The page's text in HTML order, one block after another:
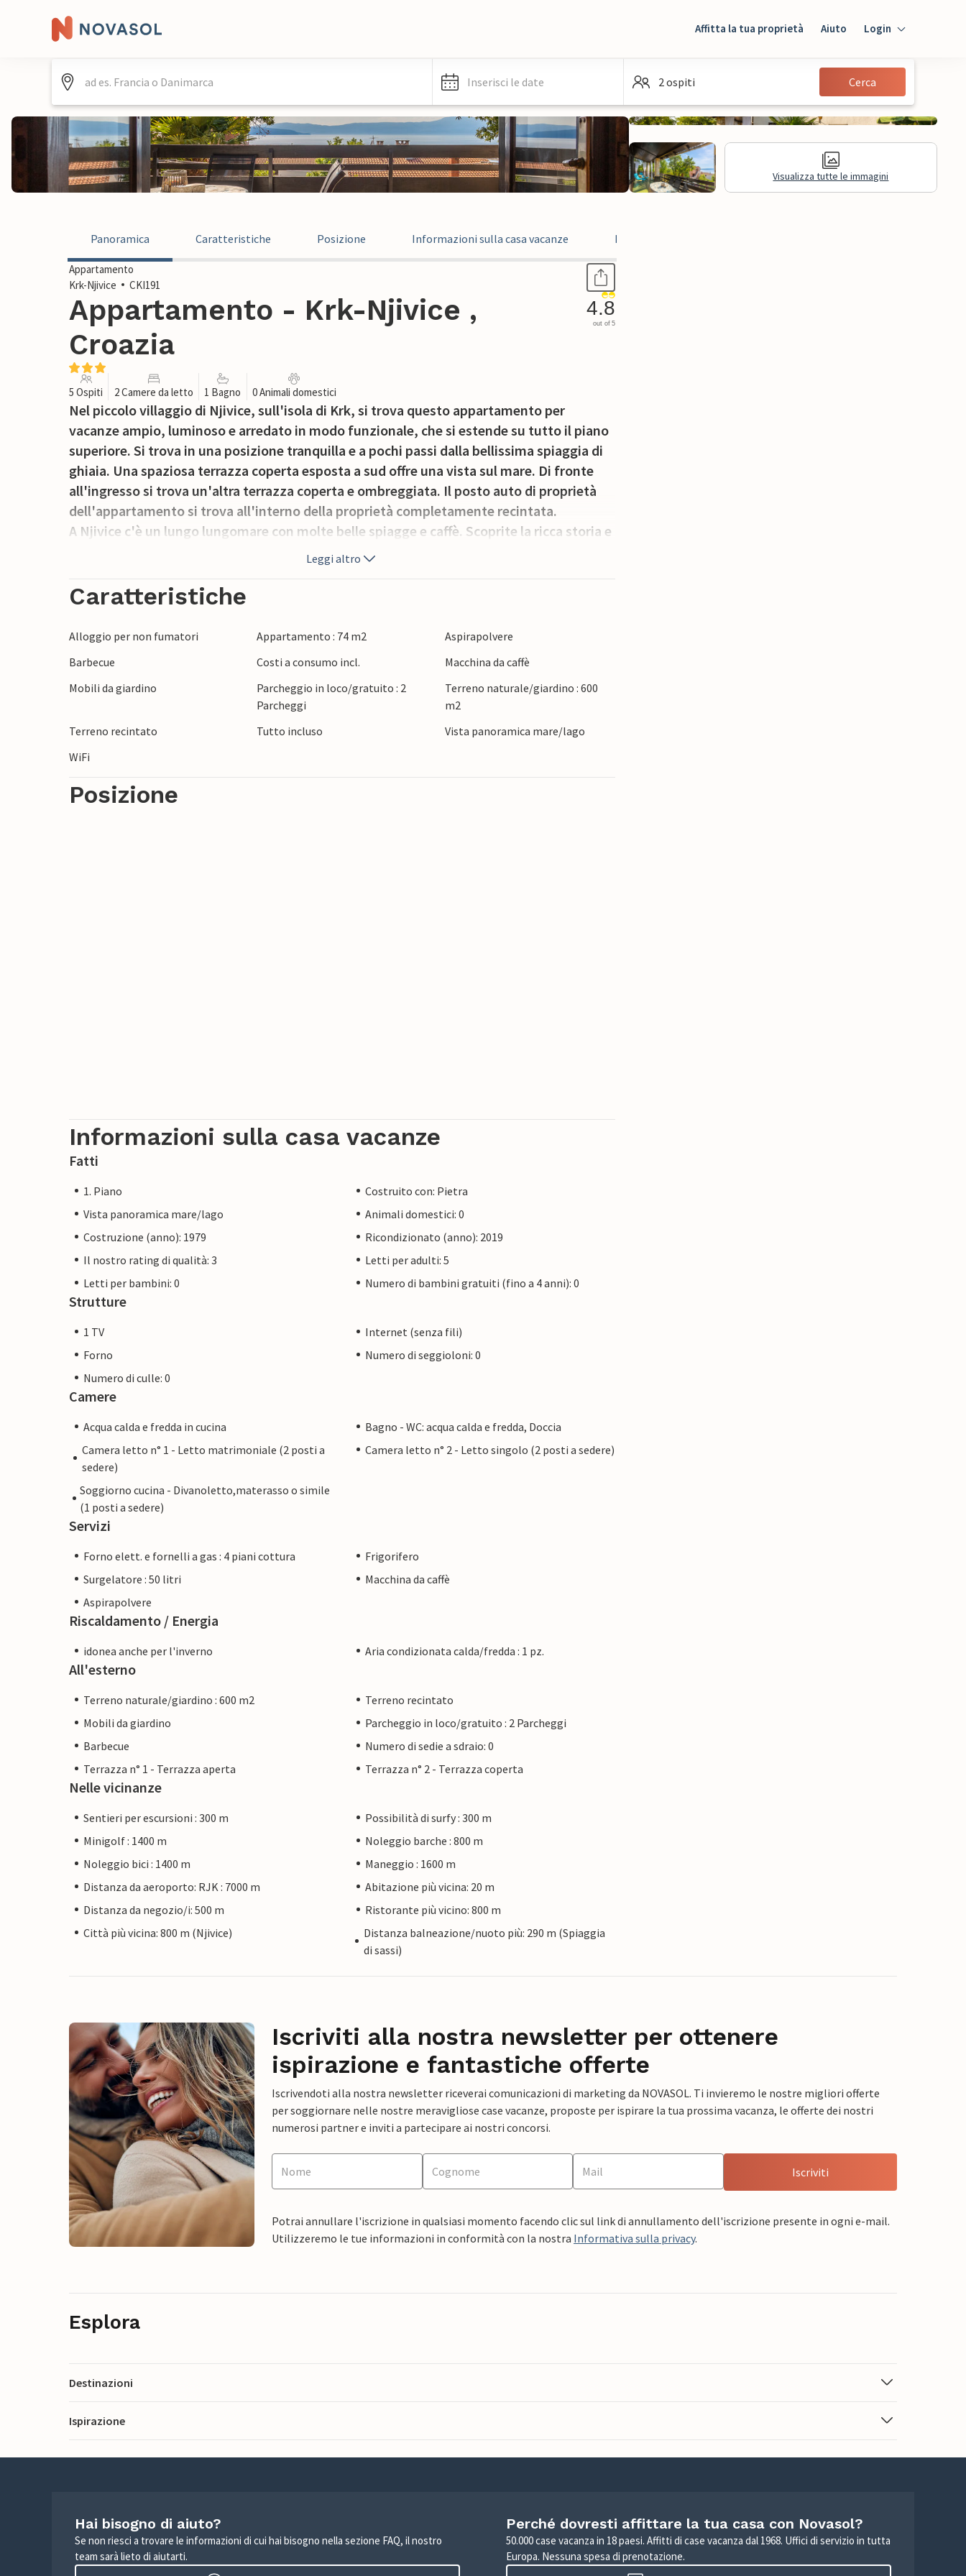
Affitta la tua proprietà Aiuto Login
Ospiti
Inserisci le date 2 ospiti Cerca
Visualizza tutte le immagini
Panoramica Caratteristiche Posizione Informazioni sulla casa vacanze Recensioni
Appartamento
Krk-Njivice
CKI191
Appartamento - Krk-Njivice ,
Croazia
4.8
out of 5
5 Ospiti 2 Camere da letto 1 Bagno 0 Animali domestici
Nel piccolo villaggio di Njivice, sull'isola di Krk, si trova questo appartamento per
vacanze ampio, luminoso e arredato in modo funzionale, che si estende su tutto il piano
superiore. Si trova in una posizione tranquilla e a pochi passi dalla bellissima spiaggia di
ghiaia. Una spaziosa terrazza coperta esposta a sud offre una vista sul mare. Di fronte
all'ingresso si trova un'altra terrazza coperta e ombreggiata. Il posto auto di proprietà
dell'appartamento si trova all'interno della proprietà completamente recintata.
A Njivice c'è un lungo lungomare con molte belle spiagge e caffè. Scoprite la ricca storia e
il patrimonio culturale dell'isola di Krk durante le vostre escursioni. A Punat è possibile
praticare il wakeboarding e nella città di Krk c'è una pista di go-kart. Nei dintorni ci sono
molte piste ciclabili che attraversano la bella campagna.
Leggi altro
Caratteristiche
Alloggio per non fumatori Appartamento : 74 m2
Aspirapolvere
Barbecue
Costi a consumo incl.
Macchina da caffè
Mobili da giardino
Parcheggio in loco/gratuito : 2
Parcheggi
Terreno naturale/giardino : 600
m2
Terreno recintato
Tutto incluso
Vista panoramica mare/lago
WiFi
Posizione
Informazioni sulla casa vacanze
Fatti
1. Piano
Costruito con: Pietra
Vista panoramica mare/lago
Animali domestici: 0
Costruzione (anno): 1979
Ricondizionato (anno): 2019
Il nostro rating di qualità: 3
Letti per adulti: 5
Letti per bambini: 0
Numero di bambini gratuiti (fino a 4 anni): 0
Strutture
1 TV
Internet (senza fili)
Forno
Numero di seggioloni: 0
Numero di culle: 0
Camere
Acqua calda e fredda in cucina
Bagno - WC: acqua calda e fredda, Doccia
Camera letto n° 1 - Letto matrimoniale (2 posti a
sedere)
Camera letto n° 2 - Letto singolo (2 posti a sedere)
Soggiorno cucina - Divanoletto,materasso o simile
(1 posti a sedere)
Servizi
Forno elett. e fornelli a gas : 4 piani cottura
Frigorifero
Surgelatore : 50 litri
Macchina da caffè
Aspirapolvere
Riscaldamento / Energia
idonea anche per l'inverno Aria condizionata calda/fredda : 1 pz.
All'esterno
Terreno naturale/giardino : 600 m2
Terreno recintato
Mobili da giardino
Parcheggio in loco/gratuito : 2 Parcheggi
Barbecue
Numero di sedie a sdraio: 0
Terrazza n° 1 - Terrazza aperta
Terrazza n° 2 - Terrazza coperta
Nelle vicinanze
Sentieri per escursioni : 300 m
Possibilità di surfy : 300 m
Minigolf : 1400 m
Noleggio barche : 800 m
Noleggio bici : 1400 m
Maneggio : 1600 m
Distanza da aeroporto: RJK : 7000 m
Abitazione più vicina: 20 m
Distanza da negozio/i: 500 m
Ristorante più vicino: 800 m
Città più vicina: 800 m (Njivice)
Distanza balneazione/nuoto più: 290 m (Spiaggia
di sassi)
Iscriviti alla nostra newsletter per ottenere
ispirazione e fantastiche offerte
Iscrivendoti alla nostra newsletter riceverai comunicazioni di marketing da NOVASOL. Ti invieremo le nostre migliori offerte
per soggiornare nelle nostre meravigliose case vacanze, proposte per ispirare la tua prossima vacanza, le offerte dei nostri
numerosi partner e inviti a partecipare ai nostri concorsi.
Iscriviti
Potrai annullare l'iscrizione in qualsiasi momento facendo clic sul link di annullamento dell'iscrizione presente in ogni e-mail.
Utilizzeremo le tue informazioni in conformità con la nostra Informativa sulla privacy.
Esplora
Destinazioni
Ispirazione
Hai bisogno di aiuto?
Se non riesci a trovare le informazioni di cui hai bisogno nella sezione FAQ, il nostro
team sarà lieto di aiutarti.
Perché dovresti affittare la tua casa con Novasol?
50.000 case vacanza in 18 paesi. Affitti di case vacanza dal 1968. Uffici di servizio in tutta
Europa. Nessuna spesa di prenotazione.